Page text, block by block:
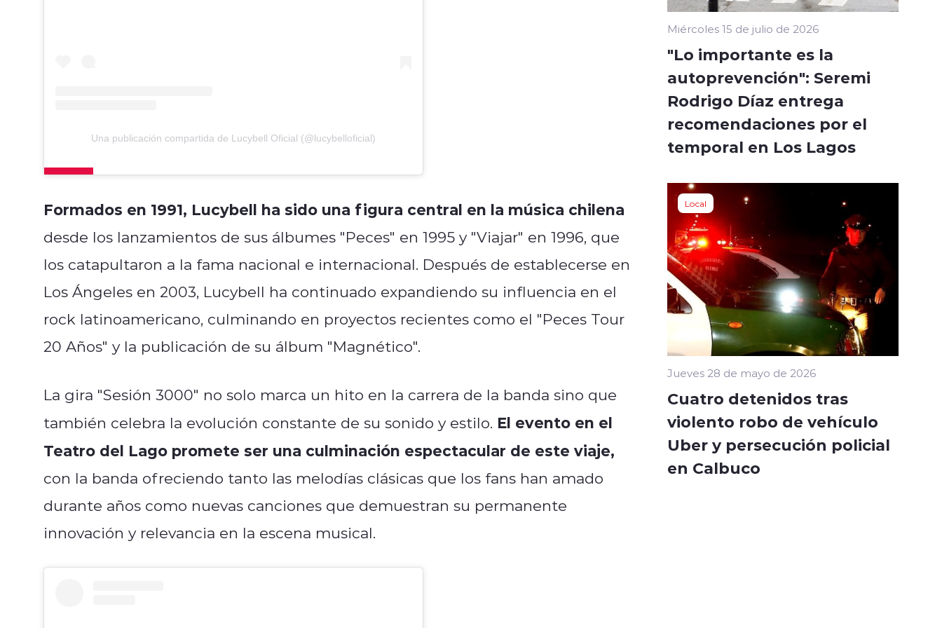
Una publicación compartida de Lucybell Oficial (@lucybelloficial)
Formados en 1991, Lucybell ha sido una figura central en la música chilena
desde los lanzamientos de sus álbumes "Peces" en 1995 y "Viajar" en 1996, que
los catapultaron a la fama nacional e internacional. Después de establecerse en
Los Ángeles en 2003, Lucybell ha continuado expandiendo su influencia en el
rock latinoamericano, culminando en proyectos recientes como el "Peces Tour
20 Años" y la publicación de su álbum "Magnético".
La gira "Sesión 3000" no solo marca un hito en la carrera de la banda sino que
también celebra la evolución constante de su sonido y estilo. El evento en el
Teatro del Lago promete ser una culminación espectacular de este viaje,
con la banda ofreciendo tanto las melodías clásicas que los fans han amado
durante años como nuevas canciones que demuestran su permanente
innovación y relevancia en la escena musical.
Miércoles 15 de julio de 2026
"Lo importante es la
autoprevención": Seremi
Rodrigo Díaz entrega
recomendaciones por el
temporal en Los Lagos
Local
Jueves 28 de mayo de 2026
Cuatro detenidos tras
violento robo de vehículo
Uber y persecución policial
en Calbuco